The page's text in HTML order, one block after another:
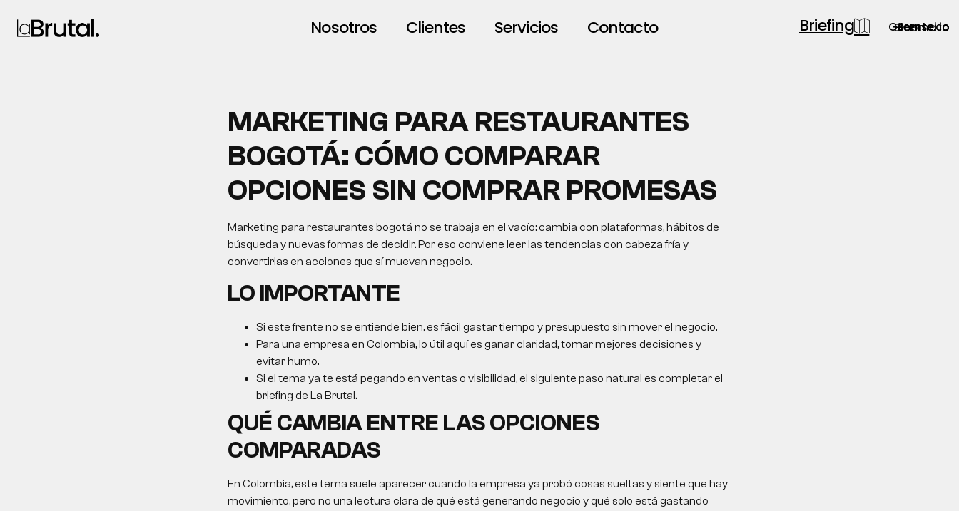
Nosotros Clientes Servicios Contacto Briefing Blooma.io
Semsei.io
Gerente.co
MARKETING PARA RESTAURANTES
BOGOTÁ: CÓMO COMPARAR
OPCIONES SIN COMPRAR PROMESAS
Marketing para restaurantes bogotá no se trabaja en el vacío: cambia con plataformas, hábitos de
búsqueda y nuevas formas de decidir. Por eso conviene leer las tendencias con cabeza fría y
convertirlas en acciones que sí muevan negocio.
LO IMPORTANTE
Si este frente no se entiende bien, es fácil gastar tiempo y presupuesto sin mover el negocio.
Para una empresa en Colombia, lo útil aquí es ganar claridad, tomar mejores decisiones y
evitar humo.
Si el tema ya te está pegando en ventas o visibilidad, el siguiente paso natural es completar el
briefing de La Brutal.
QUÉ CAMBIA ENTRE LAS OPCIONES
COMPARADAS
En Colombia, este tema suele aparecer cuando la empresa ya probó cosas sueltas y siente que hay
movimiento, pero no una lectura clara de qué está generando negocio y qué solo está gastando